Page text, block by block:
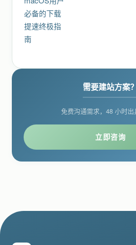
需要建站方案？
免费沟通需求，48 小时出
立即咨询